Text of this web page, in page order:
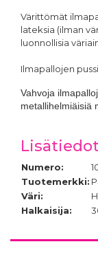
Värittömät
lateksia (ilman
luonnollisia
Ilmapallojen
Vahvoja
metallihelmiäisiä
Lisätiedot
Numero:
Tuotemerkki:
Väri:
Halkaisija: